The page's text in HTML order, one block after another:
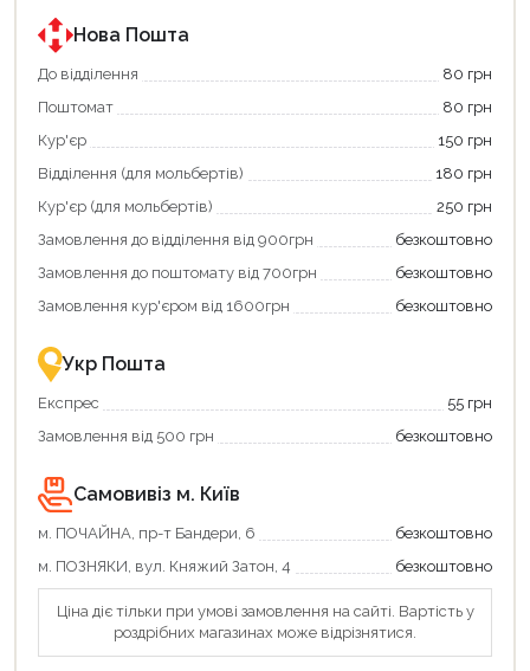
Нова Пошта
До відділення
80 грн
Поштомат
80 грн
Кур'єр
150 грн
Відділення (для мольбертів)
180 грн
Кур'єр (для мольбертів)
250 грн
Замовлення до відділення від 900грн
безкоштовно
Замовлення до поштомату від 700грн
безкоштовно
Замовлення кур'єром від 1600грн
безкоштовно
Укр Пошта
Експрес
55 грн
Замовлення від 500 грн
безкоштовно
Самовивіз м. Київ
м. ПОЧАЙНА, пр-т Бандери, 6
безкоштовно
м. ПОЗНЯКИ, вул. Княжий Затон, 4
безкоштовно
Ціна діє тільки при умові замовлення на сайті. Вартість у
роздрібних магазинах може відрізнятися.